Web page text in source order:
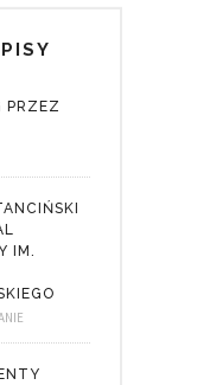
PRZEZ
IM.